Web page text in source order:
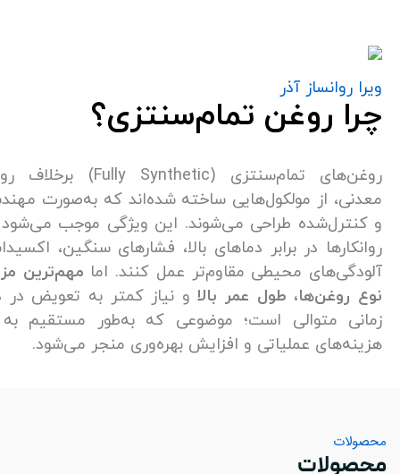
آذر
روغن تمام‌سنتزی؟
روغن‌های تمام‌سنتزی (Fully Synthetic) برخلاف روانکارهای
از مولکول‌هایی ساخته شده‌اند که به‌صورت مهندسی‌شده
طراحی می‌شوند. این ویژگی موجب می‌شود که این
در برابر دماهای بالا، فشارهای سنگین، اکسیداسیون و
محیطی مقاوم‌تر عمل کنند. امامهم‌ترین مزیت این
طول عمر بالا و نیاز کمتر به تعویض در دوره‌های
متوالی است؛ موضوعی که به‌طور مستقیم به کاهش
عملیاتی و افزایش بهره‌وری منجر می‌شود.